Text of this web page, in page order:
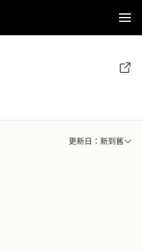
更新日：新到舊